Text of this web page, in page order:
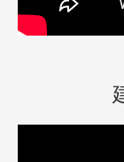
事業内容紹介動画